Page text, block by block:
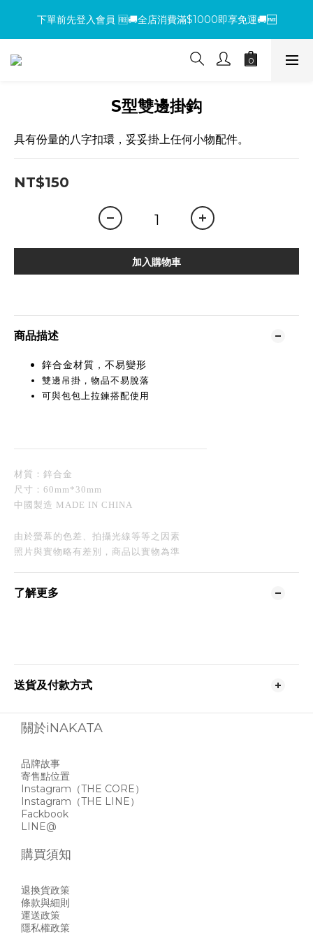
下單前先登入會員 🆓🚚全店消費滿$1000即享免運🚚🆓
下單前先登入會員 🆓🚚全店消費滿$1000即享免運🚚🆓
【環保杯套優惠】指定系列任選 2 件 即減 NT$200 ，買越多省越
【買包送氈】購買小方包、mini包系列，即贈魔鬼氈（隨機款式）
下單前先登入會員 🆓🚚全店消費滿$1000即享免運🚚🆓
S型雙邊掛鈎
具有份量的八字扣環，妥妥掛上任何小物配件。
NT$150
加入購物車
商品描述
鋅合金材質，不易變形
雙邊吊掛，物品不易脫落
可與包包上拉鍊搭配使用
材質：鋅合金
尺寸：60mm*30mm
中國製造 MADE IN CHINA
由於螢幕的色差、拍攝光線等等之因素
照片與實物略有差別， 商品以實物為準
了解更多
送貨及付款方式
關於iNAKATA
品牌故事
寄售點位置
Instagram （THE CORE）
Instagram （THE LINE）
Fackbook
LINE@
購買須知
退換貨政策
條款與細則
運送政策
隱私權政策